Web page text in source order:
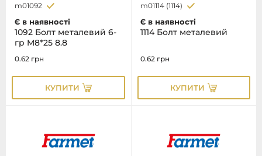
m01092
Є в наявності
1092 Болт металевий 6-
гр M8*25 8.8
0.62 грн
КУПИТИ
m01114 (1114)
Є в наявності
1114 Болт металевий
0.62 грн
КУПИТИ